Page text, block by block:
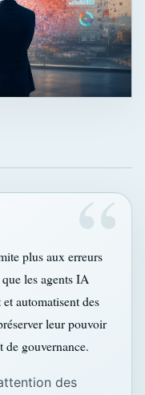
plus aux erreurs
les agents IA
automatisent des
leur pouvoir
de gouvernance.
des